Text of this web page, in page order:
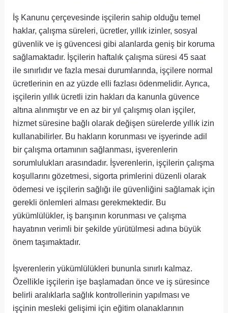
İş Kanunu çerçevesinde işçilerin sahip olduğu temel
haklar, çalışma süreleri, ücretler, yıllık izinler, sosyal
güvenlik ve iş güvencesi gibi alanlarda geniş bir koruma
sağlamaktadır. İşçilerin haftalık çalışma süresi 45 saat
ile sınırlıdır ve fazla mesai durumlarında, işçilere normal
ücretlerinin en az yüzde elli fazlası ödenmelidir. Ayrıca,
işçilerin yıllık ücretli izin hakları da kanunla güvence
altına alınmıştır ve en az bir yıl çalışmış olan işçiler,
hizmet süresine bağlı olarak değişen sürelerde yıllık izin
kullanabilirler. Bu hakların korunması ve işyerinde adil
bir çalışma ortamının sağlanması, işverenlerin
sorumlulukları arasındadır. İşverenlerin, işçilerin çalışma
koşullarını gözetmesi, sigorta primlerini düzenli olarak
ödemesi ve işçilerin sağlığı ile güvenliğini sağlamak için
gerekli önlemleri alması gerekmektedir. Bu
yükümlülükler, iş barışının korunması ve çalışma
hayatının verimli bir şekilde yürütülmesi adına büyük
önem taşımaktadır.
İşverenlerin yükümlülükleri bununla sınırlı kalmaz.
Özellikle işçilerin işe başlamadan önce ve iş süresince
belirli aralıklarla sağlık kontrollerinin yapılması ve
işçinin mesleki gelişimi için eğitim olanaklarının